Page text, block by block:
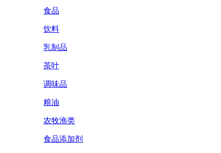
食品
饮料
乳制品
茶叶
调味品
粮油
农牧渔类
食品添加剂